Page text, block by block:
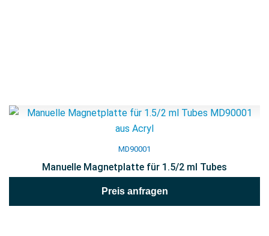
MD90001
Manuelle Magnetplatte für 1.5/2 ml Tubes
Preis anfragen